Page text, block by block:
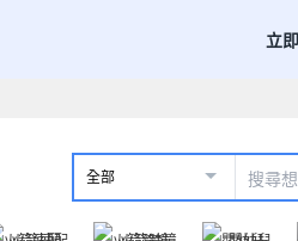
立
全部